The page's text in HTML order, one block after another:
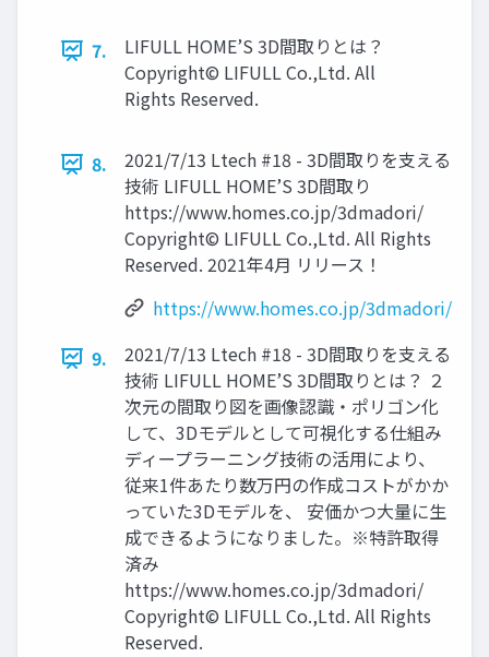
7.
LIFULL HOME’S 3D間取りとは？
Copyright© LIFULL Co.,Ltd. All
Rights Reserved.
8.
2021/7/13 Ltech #18 - 3D間取りを支える
技術 LIFULL HOME’S 3D間取り
https://www.homes.co.jp/3dmadori/
Copyright© LIFULL Co.,Ltd. All Rights
Reserved. 2021年4月 リリース！
https://www.homes.co.jp/3dmadori/
9.
2021/7/13 Ltech #18 - 3D間取りを支える
技術 LIFULL HOME’S 3D間取りとは？ ２
次元の間取り図を画像認識・ポリゴン化
して、3Dモデルとして可視化する仕組み
ディープラーニング技術の活用により、
従来1件あたり数万円の作成コストがかか
っていた3Dモデルを、 安価かつ大量に生
成できるようになりました。※特許取得
済み
https://www.homes.co.jp/3dmadori/
Copyright© LIFULL Co.,Ltd. All Rights
Reserved.